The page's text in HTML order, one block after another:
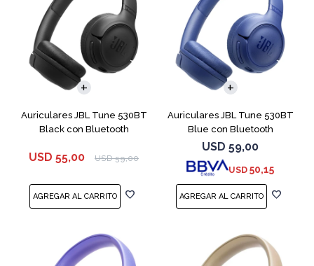
Auriculares JBL Tune 530BT
Black con Bluetooth
USD 55,00 USD 59,00
Auriculares JBL Tune 530BT
Blue con Bluetooth
USD 59,00
USD 50,15